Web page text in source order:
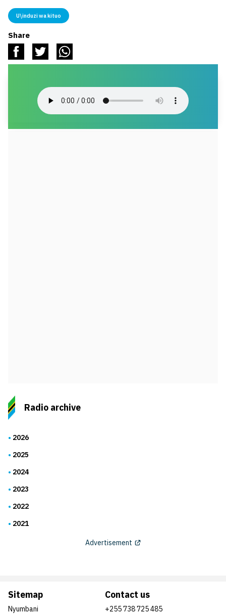
U\induzi wa kituo
Share
Radio archive
2026
2025
2024
2023
2022
2021
Advertisement
Sitemap
Nyumbani
Contact us
+255 738 725 485